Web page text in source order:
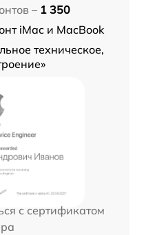
– 1 350
iMac и MacBook
техническое,
с сертификатом